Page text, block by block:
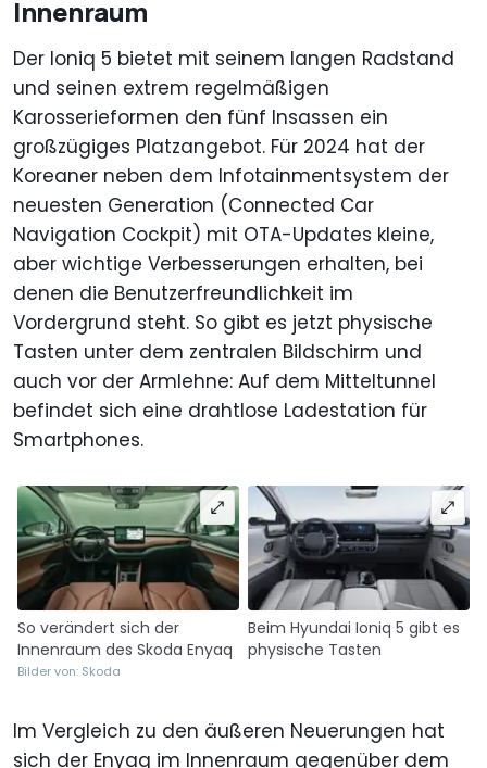
Innenraum
Der Ioniq 5 bietet mit seinem langen Radstand
und seinen extrem regelmäßigen
Karosserieformen den fünf Insassen ein
großzügiges Platzangebot. Für 2024 hat der
Koreaner neben dem Infotainmentsystem der
neuesten Generation (Connected Car
Navigation Cockpit) mit OTA-Updates kleine,
aber wichtige Verbesserungen erhalten, bei
denen die Benutzerfreundlichkeit im
Vordergrund steht. So gibt es jetzt physische
Tasten unter dem zentralen Bildschirm und
auch vor der Armlehne: Auf dem Mitteltunnel
befindet sich eine drahtlose Ladestation für
Smartphones.
So verändert sich der
Innenraum des Skoda Enyaq
Bilder von: Skoda
Beim Hyundai Ioniq 5 gibt es
physische Tasten
Im Vergleich zu den äußeren Neuerungen hat
sich der Enyaq im Innenraum gegenüber dem